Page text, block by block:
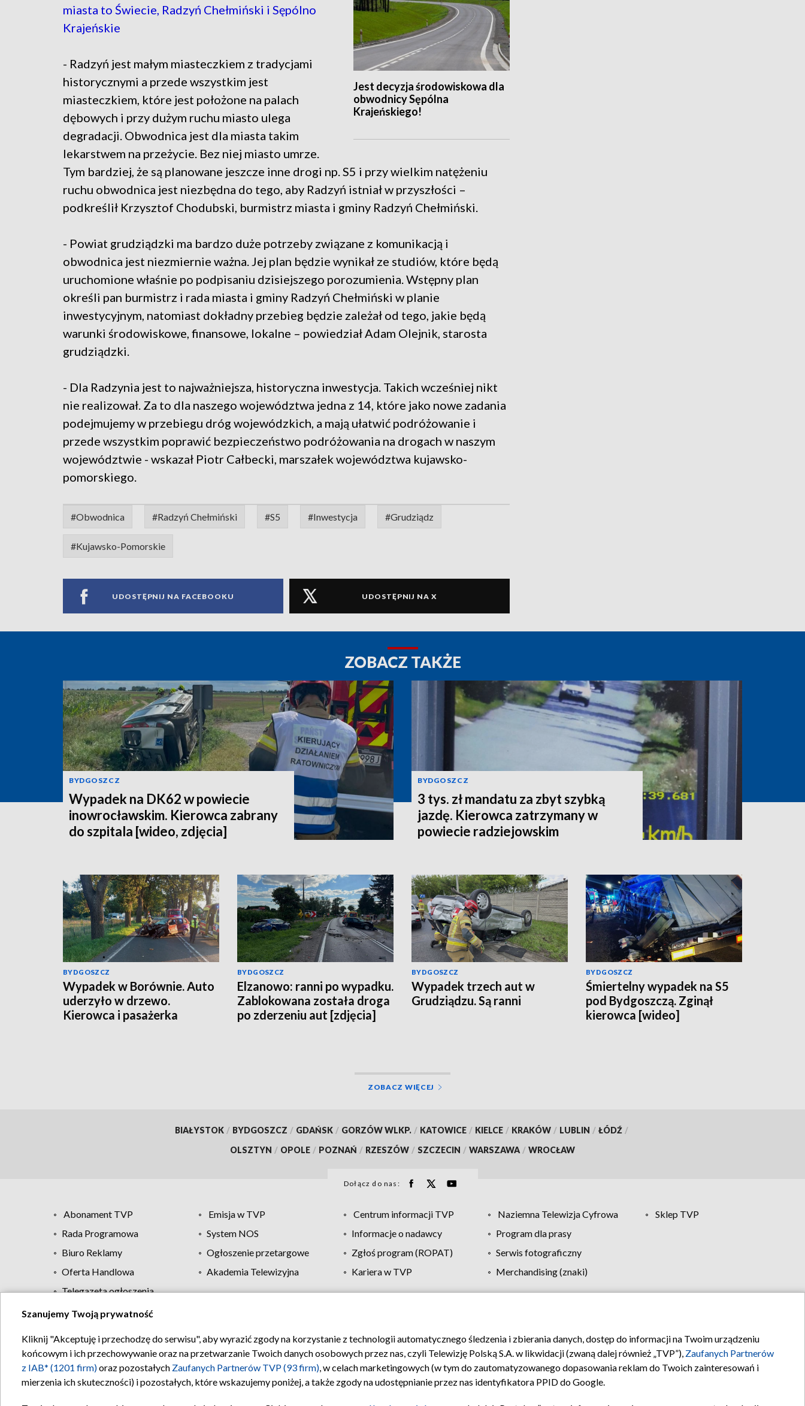
Jest decyzja środowiskowa dla
obwodnicy Sępólna
Krajeńskiego!
miasta to Świecie, Radzyń Chełmiński i Sępólno
Krajeńskie
- Radzyń jest małym miasteczkiem z tradycjami
historycznymi a przede wszystkim jest
miasteczkiem, które jest położone na palach
dębowych i przy dużym ruchu miasto ulega
degradacji. Obwodnica jest dla miasta takim
lekarstwem na przeżycie. Bez niej miasto umrze.
Tym bardziej, że są planowane jeszcze inne drogi np. S5 i przy wielkim natężeniu
ruchu obwodnica jest niezbędna do tego, aby Radzyń istniał w przyszłości –
podkreślił Krzysztof Chodubski, burmistrz miasta i gminy Radzyń Chełmiński.
- Powiat grudziądzki ma bardzo duże potrzeby związane z komunikacją i
obwodnica jest niezmiernie ważna. Jej plan będzie wynikał ze studiów, które będą
uruchomione właśnie po podpisaniu dzisiejszego porozumienia. Wstępny plan
określi pan burmistrz i rada miasta i gminy Radzyń Chełmiński w planie
inwestycyjnym, natomiast dokładny przebieg będzie zależał od tego, jakie będą
warunki środowiskowe, finansowe, lokalne – powiedział Adam Olejnik, starosta
grudziądzki.
- Dla Radzynia jest to najważniejsza, historyczna inwestycja. Takich wcześniej nikt
nie realizował. Za to dla naszego województwa jedna z 14, które jako nowe zadania
podejmujemy w przebiegu dróg wojewódzkich, a mają ułatwić podróżowanie i
przede wszystkim poprawić bezpieczeństwo podróżowania na drogach w naszym
województwie - wskazał Piotr Całbecki, marszałek województwa kujawsko-
pomorskiego.
#Obwodnica #Radzyń Chełmiński #S5 #Inwestycja #Grudziądz
#Kujawsko-Pomorskie
UDOSTĘPNIJ NA FACEBOOKU UDOSTĘPNIJ NA X
ZOBACZ TAKŻE
BYDGOSZCZ
Wypadek na DK62 w powiecie
inowrocławskim. Kierowca zabrany
do szpitala [wideo, zdjęcia]
BYDGOSZCZ
3 tys. zł mandatu za zbyt szybką
jazdę. Kierowca zatrzymany w
powiecie radziejowskim
BYDGOSZCZ
Wypadek w Borównie. Auto
uderzyło w drzewo.
Kierowca i pasażerka
BYDGOSZCZ
Elzanowo: ranni po wypadku.
Zablokowana została droga
po zderzeniu aut [zdjęcia]
BYDGOSZCZ
Wypadek trzech aut w
Grudziądzu. Są ranni
BYDGOSZCZ
Śmiertelny wypadek na S5
pod Bydgoszczą. Zginął
kierowca [wideo]
ZOBACZ WIĘCEJ
BIAŁYSTOK / BYDGOSZCZ / GDAŃSK / GORZÓW WLKP. / KATOWICE / KIELCE / KRAKÓW / LUBLIN / ŁÓDŹ /
OLSZTYN / OPOLE / POZNAŃ / RZESZÓW / SZCZECIN / WARSZAWA / WROCŁAW
Dołącz do nas:
Abonament TVP Emisja w TVP Centrum informacji TVP Naziemna Telewizja Cyfrowa
Sklep TVP
Rada Programowa
System NOS Informacje o nadawcy
Program dla prasy
Biuro Reklamy
Ogłoszenie przetargowe Zgłoś program (ROPAT)
Serwis fotograficzny
Oferta Handlowa
Akademia Telewizyjna Kariera w TVP
Merchandising (znaki)
Telegazeta ogłoszenia
Regulamin TVP Polityka prywatności Moje zgody Pomoc Biuro reklamy Kontakt
Szanujemy Twoją prywatność
Kliknij "Akceptuję i przechodzę do serwisu", aby wyrazić zgody na korzystanie z technologii automatycznego śledzenia i zbierania danych, dostęp do informacji na Twoim urządzeniu
końcowym i ich przechowywanie oraz na przetwarzanie Twoich danych osobowych przez nas, czyli Telewizję Polską S.A. w likwidacji (zwaną dalej również „TVP”), Zaufanych Partnerów
z IAB* (1201 firm)oraz pozostałych Zaufanych Partnerów TVP (93 firm), w celach marketingowych (w tym do zautomatyzowanego dopasowania reklam do Twoich zainteresowań i
mierzenia ich skuteczności) i pozostałych, które wskazujemy poniżej, a także zgody na udostępnianie przez nas identyfikatora PPID do Google.